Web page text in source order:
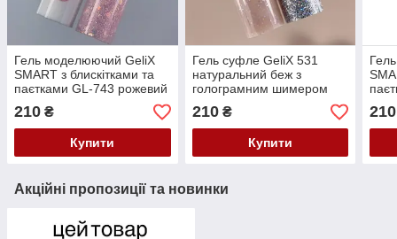
Гель моделюючий GeliX
SMART з блискітками та
паєтками GL-743 рожевий
210 ₴
Купити
Гель суфле GeliX 531
натуральний беж з
голограмним шимером
210₴
Купити
210
Акційні пропозиції та новинки